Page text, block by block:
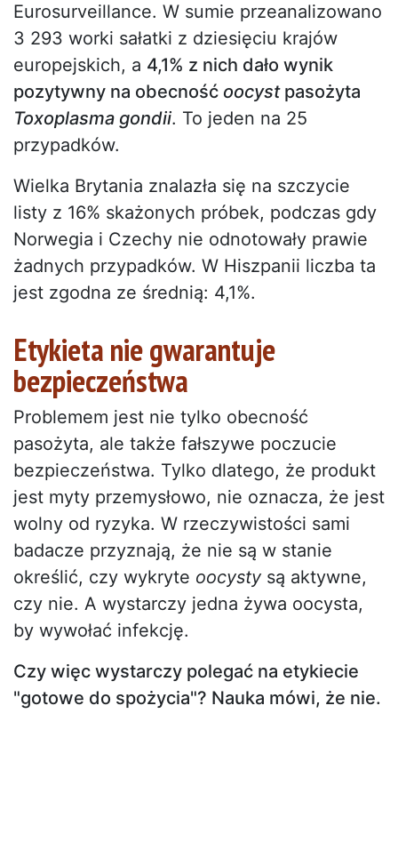
Eurosurveillance. W sumie przeanalizowano
3 293 worki sałatki z dziesięciu krajów
europejskich, a 4,1% z nich dało wynik
pozytywny na obecność oocystpasożyta
Toxoplasma gondii. To jeden na 25
przypadków.
Wielka Brytania znalazła się na szczycie
listy z 16% skażonych próbek, podczas gdy
Norwegia i Czechy nie odnotowały prawie
żadnych przypadków. W Hiszpanii liczba ta
jest zgodna ze średnią: 4,1%.
Etykieta nie gwarantuje
bezpieczeństwa
Problemem jest nie tylko obecność
pasożyta, ale także fałszywe poczucie
bezpieczeństwa. Tylko dlatego, że produkt
jest myty przemysłowo, nie oznacza, że jest
wolny od ryzyka. W rzeczywistości sami
badacze przyznają, że nie są w stanie
określić, czy wykryte oocystysą aktywne,
czy nie. A wystarczy jedna żywa oocysta,
by wywołać infekcję.
Czy więc wystarczy polegać na etykiecie
"gotowe do spożycia"? Nauka mówi, że nie.